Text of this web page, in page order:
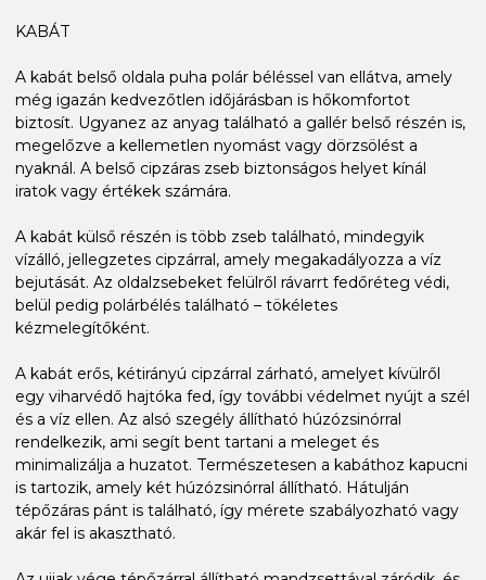
KABÁT
A kabát belső oldala puha polár béléssel van ellátva, amely
még igazán kedvezőtlen időjárásban is hőkomfortot
biztosít. Ugyanez az anyag található a gallér belső részén is,
megelőzve a kellemetlen nyomást vagy dörzsölést a
nyaknál. A belső cipzáras zseb biztonságos helyet kínál
iratok vagy értékek számára.
A kabát külső részén is több zseb található, mindegyik
vízálló, jellegzetes cipzárral, amely megakadályozza a víz
bejutását. Az oldalzsebeket felülről rávarrt fedőréteg védi,
belül pedig polárbélés található – tökéletes
kézmelegítőként.
A kabát erős, kétirányú cipzárral zárható, amelyet kívülről
egy viharvédő hajtóka fed, így további védelmet nyújt a szél
és a víz ellen. Az alsó szegély állítható húzózsinórral
rendelkezik, ami segít bent tartani a meleget és
minimalizálja a huzatot. Természetesen a kabáthoz kapucni
is tartozik, amely két húzózsinórral állítható. Hátulján
tépőzáras pánt is található, így mérete szabályozható vagy
akár fel is akasztható.